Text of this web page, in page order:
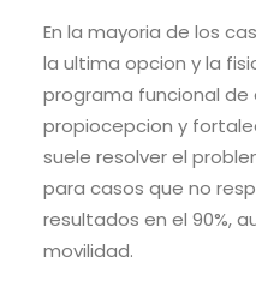
En la mayoria de los
la ultima opcion y la
programa funcional de
propiocepcion y
suele resolver el
para casos que no
resultados en el 90%,
movilidad.